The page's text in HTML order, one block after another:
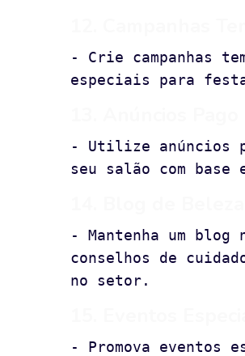
- Crie campanhas
especiais para
- Utilize anúncios
seu salão com
- Mantenha um
conselhos de
no setor.
- Promova eventos